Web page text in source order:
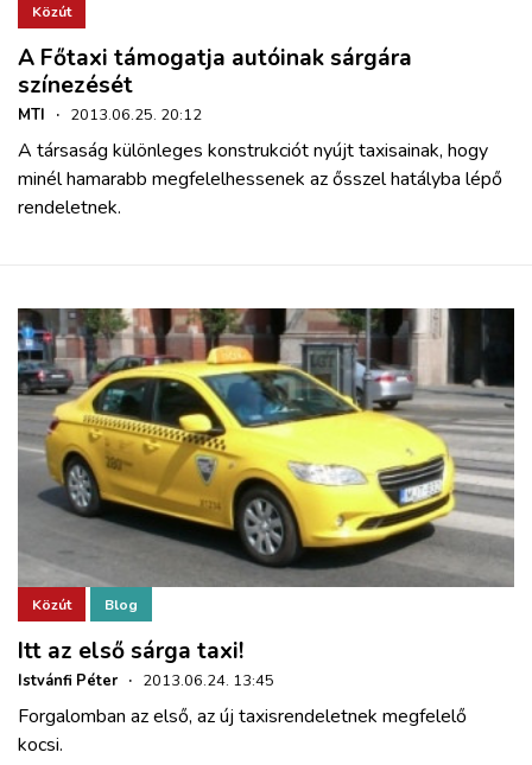
Közút
A Főtaxi támogatja autóinak sárgára
színezését
MTI · 2013.06.25. 20:12
A társaság különleges konstrukciót nyújt taxisainak, hogy
minél hamarabb megfelelhessenek az ősszel hatályba lépő
rendeletnek.
Közút Blog
Itt az első sárga taxi!
Istvánfi Péter · 2013.06.24. 13:45
Forgalomban az első, az új taxisrendeletnek megfelelő
kocsi.